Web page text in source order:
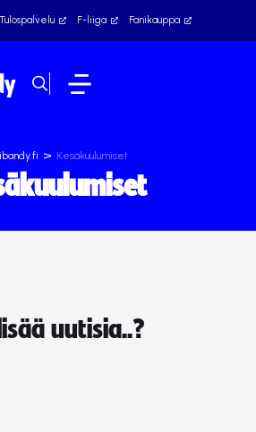
Tulospalvelu F-liiga Fanikauppa
> Kesäkuulumiset
uutisia..?